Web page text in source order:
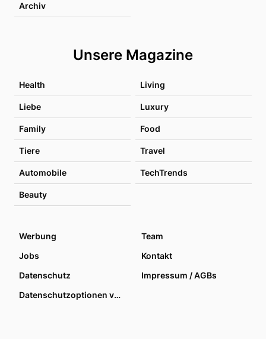
Archiv
Unsere Magazine
Health Living
Liebe Luxury
Family Food
Tiere Travel
Automobile TechTrends
Beauty
Werbung
Team
Jobs
Kontakt
Datenschutz
Impressum / AGBs
Datenschutzoptionen verwalten